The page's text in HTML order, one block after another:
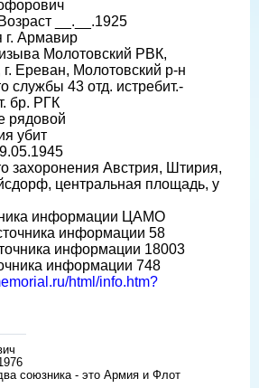
__.__.1925
г. Армавир
Молотовский РВК,
Ереван, Молотовский р-н
службы 43 отд. истребит.-
бр. РГК
рядовой
убит
захоронения Австрия, Штирия,
центральная площадь, у
информации ЦАМО
информации 58
информации 18003
информации 748
html/info.htm?
союзника - это Армия и Флот